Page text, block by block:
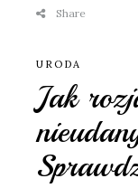
Share
URODA
Jak